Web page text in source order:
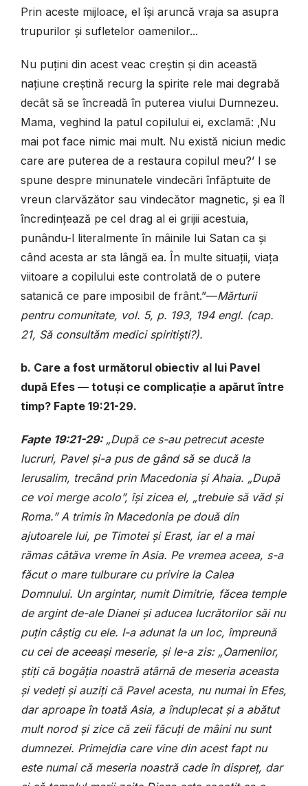
Prin aceste mijloace, el își aruncă vraja sa asupra
trupurilor și sufletelor oamenilor...
Nu puțini din acest veac creștin și din această
națiune creștină recurg la spirite rele mai degrabă
decât să se încreadă în puterea viului Dumnezeu.
Mama, veghind la patul copilului ei, exclamă: ‚Nu
mai pot face nimic mai mult. Nu există niciun medic
care are puterea de a restaura copilul meu?’ I se
spune despre minunatele vindecări înfăptuite de
vreun clarvăzător sau vindecător magnetic, și ea îl
încredințează pe cel drag al ei grijii acestuia,
punându-l literalmente în mâinile lui Satan ca și
când acesta ar sta lângă ea. În multe situații, viața
viitoare a copilului este controlată de o putere
satanică ce pare imposibil de frânt.”—Mărturii
pentru comunitate, vol. 5, p. 193, 194 engl. (cap.
21, Să consultăm medici spiritiști?).
b. Care a fost următorul obiectiv al lui Pavel
după Efes — totuși ce complicație a apărut între
timp? Fapte 19:21-29.
Fapte 19:21-29:„După ce s-au petrecut aceste
lucruri, Pavel și-a pus de gând să se ducă la
Ierusalim, trecând prin Macedonia și Ahaia. „După
ce voi merge acolo”, își zicea el, „trebuie să văd și
Roma.” A trimis în Macedonia pe două din
ajutoarele lui, pe Timotei și Erast, iar el a mai
rămas câtăva vreme în Asia. Pe vremea aceea, s-a
făcut o mare tulburare cu privire la Calea
Domnului. Un argintar, numit Dimitrie, făcea temple
de argint de-ale Dianei și aducea lucrătorilor săi nu
puțin câștig cu ele. I-a adunat la un loc, împreună
cu cei de aceeași meserie, și le-a zis: „Oamenilor,
știți că bogăția noastră atârnă de meseria aceasta
și vedeți și auziți că Pavel acesta, nu numai în Efes,
dar aproape în toată Asia, a înduplecat și a abătut
mult norod și zice că zeii făcuți de mâini nu sunt
dumnezei. Primejdia care vine din acest fapt nu
este numai că meseria noastră cade în dispreț, dar